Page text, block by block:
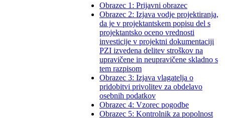
Obrazec 1: Prijavni obrazec
Obrazec 2: Izjava vodje projektiranja,
da je v projektantskem popisu del s
projektantsko oceno vrednosti
investicije v projektni dokumentaciji
PZI izvedena delitev stroškov na
upravičene in neupravičene skladno s
tem razpisom
Obrazec 3: Izjava vlagatelja o
pridobitvi privolitev za obdelavo
osebnih podatkov
Obrazec 4: Vzorec pogodbe
Obrazec 5: Kontrolnik za popolnost